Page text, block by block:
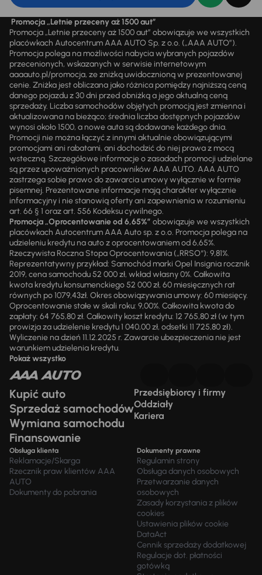
Promocja „Letnie przeceny aż 1500 aut”
Promocja „Letnie przeceny aż 1500 aut” obowiązuje we wszystkich
placówkach Autocentrum AAA AUTO Sp. z o.o. („AAA AUTO”).
Promocja polega na możliwości nabycia wybranych pojazdów
przecenionych, wskazanych w serwisie internetowym
aaaauto.pl/promocja, ze zniżką uwidocznioną w prezentowanej
cenie. Zniżka jest obliczana jako różnica pomiędzy najniższą ceną
danego pojazdu z 30 dni przed obniżką a jego aktualną ceną
sprzedaży. Liczba samochodów objętych promocją jest zmienna i
aktualizowana na bieżąco; średnia liczba dostępnych pojazdów
wynosi około 1500, a nowe auta są dodawane każdego dnia.
Promocji nie można łączyć z innymi aktualnie obowiązującymi
promocjami ani rabatami, ani dochodzić do niej prawa z mocą
wsteczną. Szczegółowe informacje o zasadach promocji udzielane
są przez upoważnionych pracowników AAA AUTO. AAA AUTO
zastrzega sobie prawo do zawarcia umowy wyłącznie w formie
pisemnej. Prezentowane informacje mają charakter wyłącznie
informacyjny i nie stanowią oferty ani zapewnienia w rozumieniu
art. 66 § 1 oraz art. 556 Kodeksu cywilnego.
Promocja „Oprocentowanie od 6,65%” obowiązuje we wszystkich
placówkach Autocentrum AAA Auto sp. z o.o. Promocja polega na
udzieleniu kredytu na auto z oprocentowaniem od 6,65%.
Rzeczywista Roczna Stopa Oprocentowania („RRSO“): 9,81%.
Reprezentatywny przykład: Samochód marki Opel Insignia rocznik
2019, cena samochodu 52 000 zł, wkład własny 0%. Całkowita
kwota kredytu konsumenckiego 52 000 zł, 60 miesięcznych rat
równych po 1079,43zł. Okres obowiązywania umowy: 60 miesięcy.
Oprocentowanie stałe w skali roku: 9,00%. Całkowita kwota do
zapłaty: 64 765,80 zł. Całkowity koszt kredytu: 12 765,80 zł (w tym
prowizja za udzielenie kredytu 1 040,00 zł, odsetki 11 725,80 zł).
Wyliczenie na dzień 11.12.2025 r. Zawarcie ubezpieczenia nie jest
warunkiem udzielenia kredytu.
Pokaż wszystko
Kupić auto
Sprzedaż samochodów
Wymiana samochodu
Finansowanie
Przedsiębiorcy i firmy
Oddziały
Kariera
Obsługa klienta
Reklamacje/Skarga
Rzecznik praw klientów AAA
AUTO
Dokumenty do pobrania
Dokumenty prawne
Regulamin strony
Obsługa danych osobowych
Przetwarzanie danych
osobowych
Zasady korzystania z plików
cookies
Ustawienia plików cookie
DataAct
Cennik sprzedaży dodatkowej
Regulacje dot. płatności
gotówką